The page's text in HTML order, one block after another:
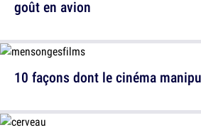
goût en avion
10 façons dont le cinéma